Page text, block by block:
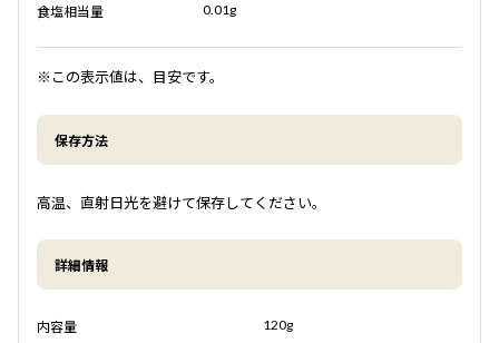
食塩相当量
0.01g
※この表示値は、目安です。
保存方法
高温、直射日光を避けて保存してください。
詳細情報
内容量
120g